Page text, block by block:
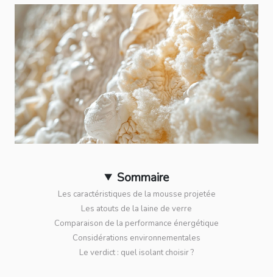
Sommaire
Les caractéristiques de la mousse projetée
Les atouts de la laine de verre
Comparaison de la performance énergétique
Considérations environnementales
Le verdict : quel isolant choisir ?